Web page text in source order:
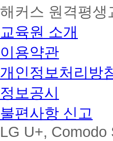
해커스 원격평
교육원 소개
이용약관
개인정보처리방
정보공시
불편사항 신고
LG U+, Comodo